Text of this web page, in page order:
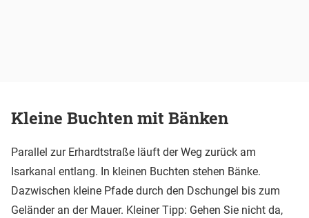
Kleine Buchten mit Bänken
Parallel zur Erhardtstraße läuft der Weg zurück am
Isarkanal entlang. In kleinen Buchten stehen Bänke.
Dazwischen kleine Pfade durch den Dschungel bis zum
Geländer an der Mauer. Kleiner Tipp: Gehen Sie nicht da,